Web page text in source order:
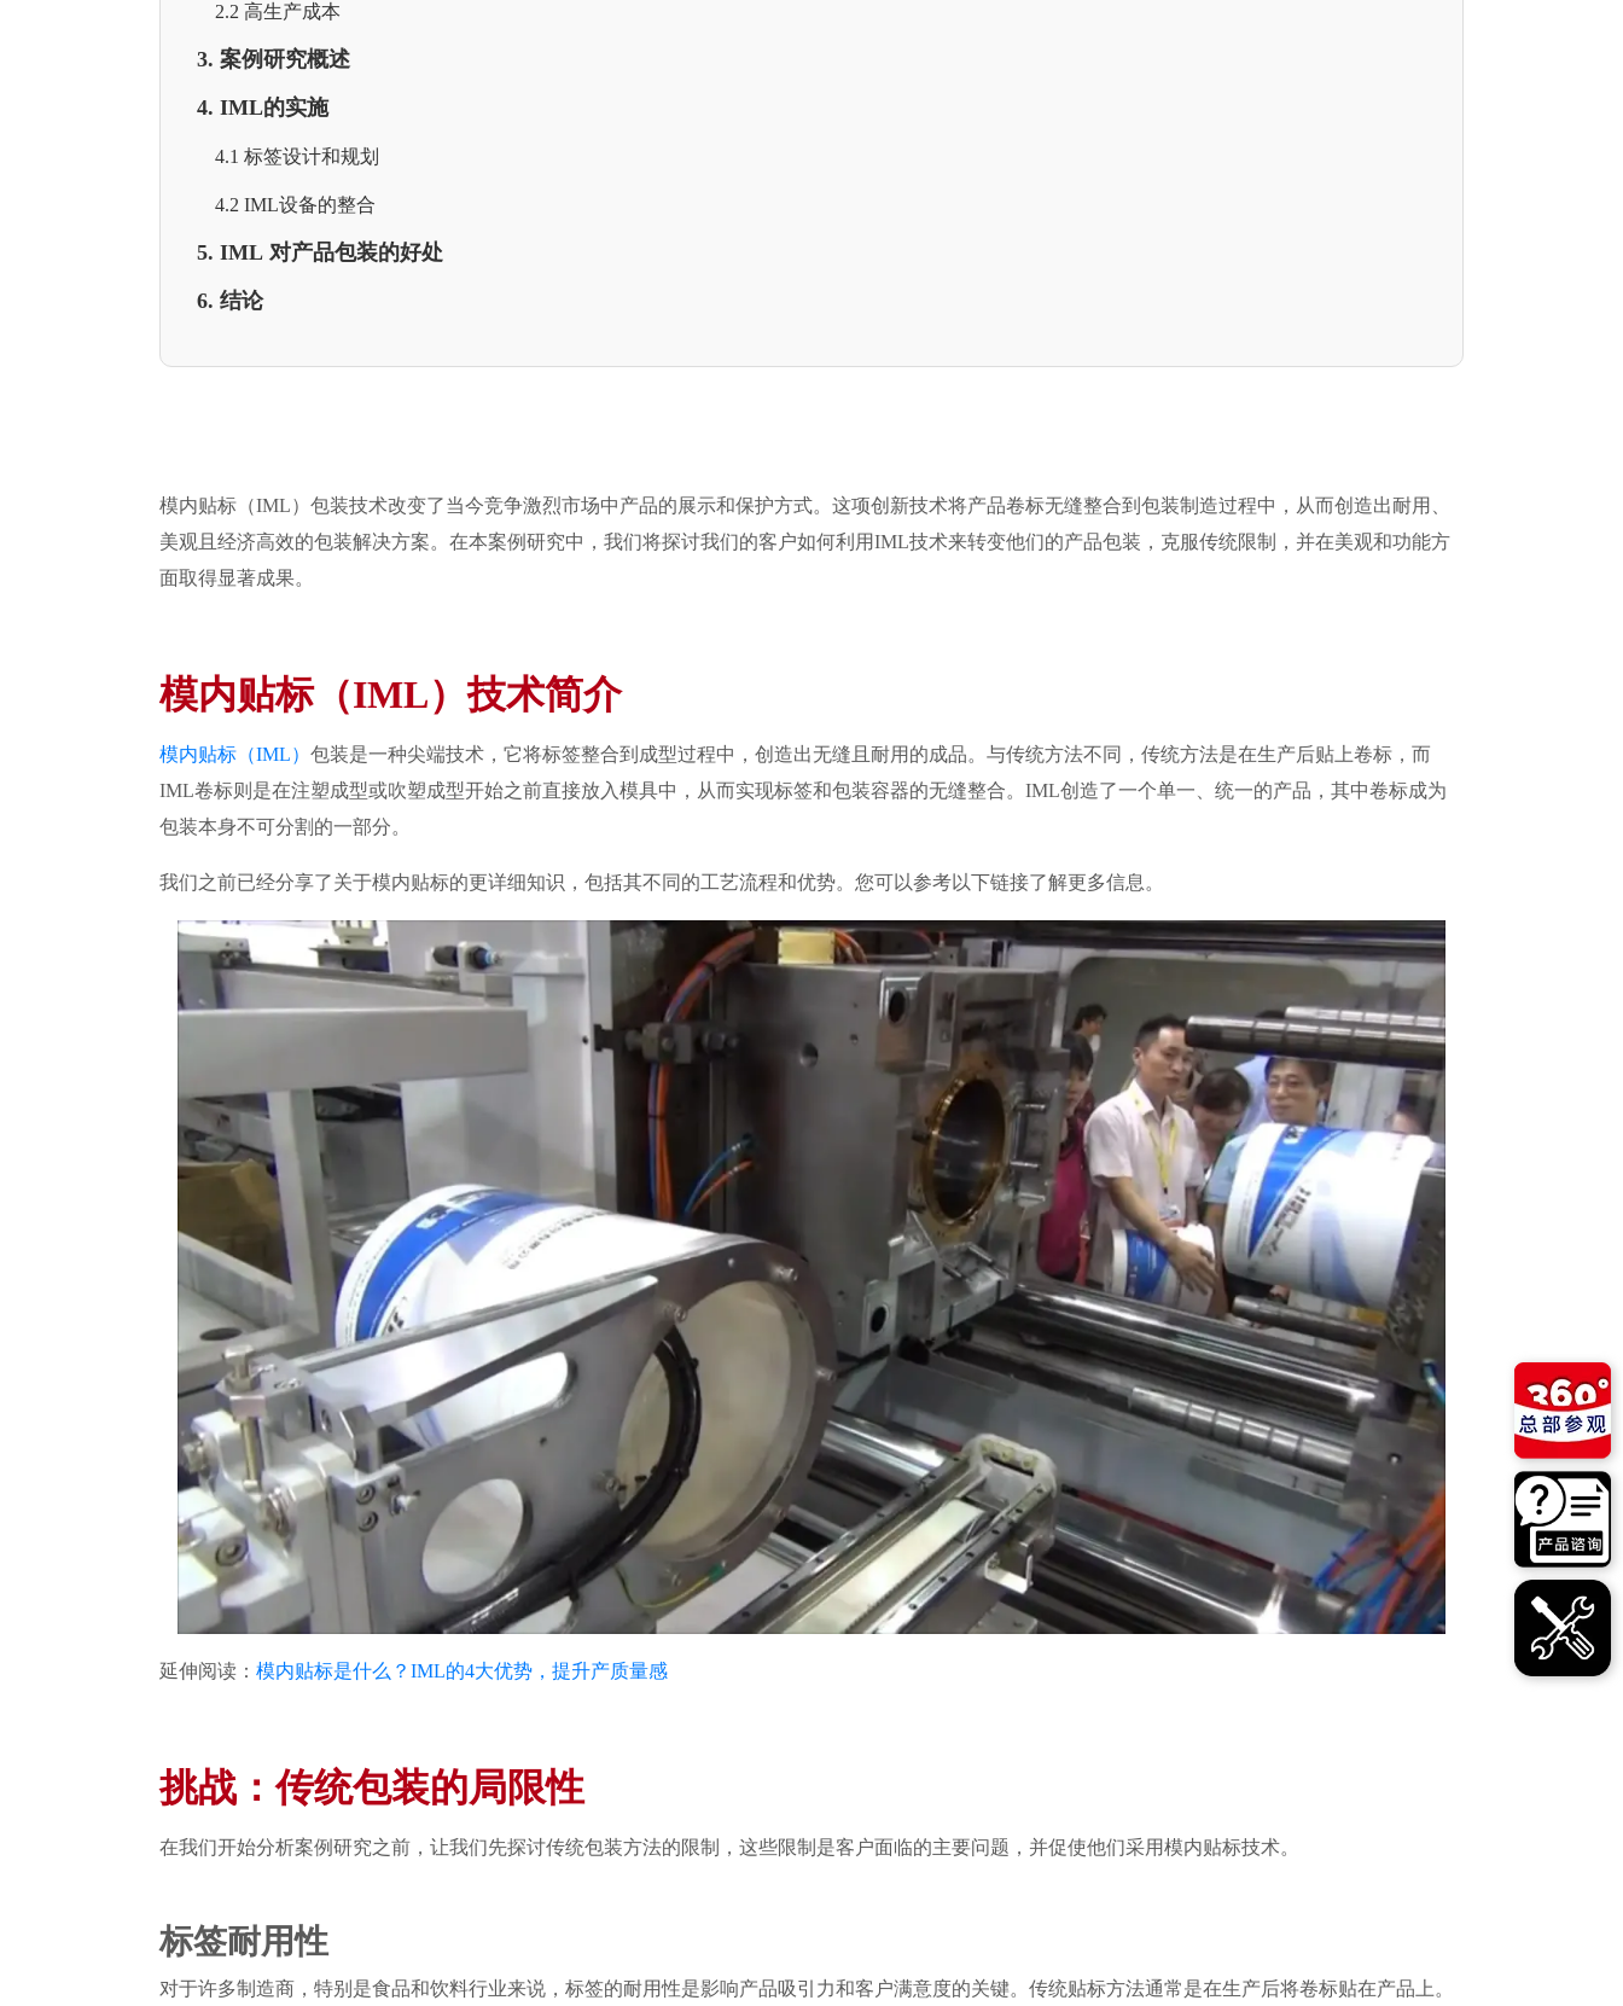
2.2 高生产成本
3. 案例研究概述
4. IML的实施
4.1 标签设计和规划
4.2 IML设备的整合
5. IML 对产品包装的好处
6. 结论
模内贴标（IML）包装技术改变了当今竞争激烈市场中产品的展示和保护方式。这项创新技术将产品卷标无缝整合到包装制造过程中，从而创造出耐用、
美观且经济高效的包装解决方案。在本案例研究中，我们将探讨我们的客户如何利用IML技术来转变他们的产品包装，克服传统限制，并在美观和功能方
面取得显著成果。
模内贴标（IML）技术简介
模内贴标（IML） 包装是一种尖端技术，它将标签整合到成型过程中，创造出无缝且耐用的成品。与传统方法不同，传统方法是在生产后贴上卷标，而
IML卷标则是在注塑成型或吹塑成型开始之前直接放入模具中，从而实现标签和包装容器的无缝整合。IML创造了一个单一、统一的产品，其中卷标成为
包装本身不可分割的一部分。
我们之前已经分享了关于模内贴标的更详细知识，包括其不同的工艺流程和优势。您可以参考以下链接了解更多信息。
延伸阅读： 模内贴标是什么？IML的4大优势，提升产质量感
挑战：传统包装的局限性
在我们开始分析案例研究之前，让我们先探讨传统包装方法的限制，这些限制是客户面临的主要问题，并促使他们采用模内贴标技术。
标签耐用性
对于许多制造商，特别是食品和饮料行业来说，标签的耐用性是影响产品吸引力和客户满意度的关键。传统贴标方法通常是在生产后将卷标贴在产品上。